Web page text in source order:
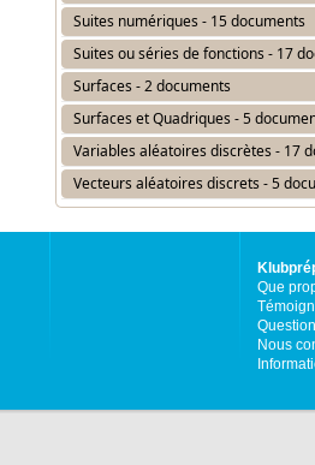
Suites numériques - 15 documents
Suites ou séries de fonctions - 17
Surfaces - 2 documents
Surfaces et Quadriques - 5
Variables aléatoires discrètes - 17
Vecteurs aléatoires discrets - 5
Que
Nous